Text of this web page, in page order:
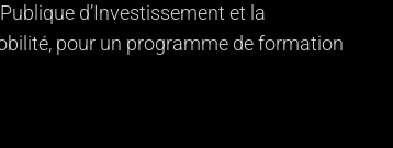
d’Investissement et la
pour un programme de formation